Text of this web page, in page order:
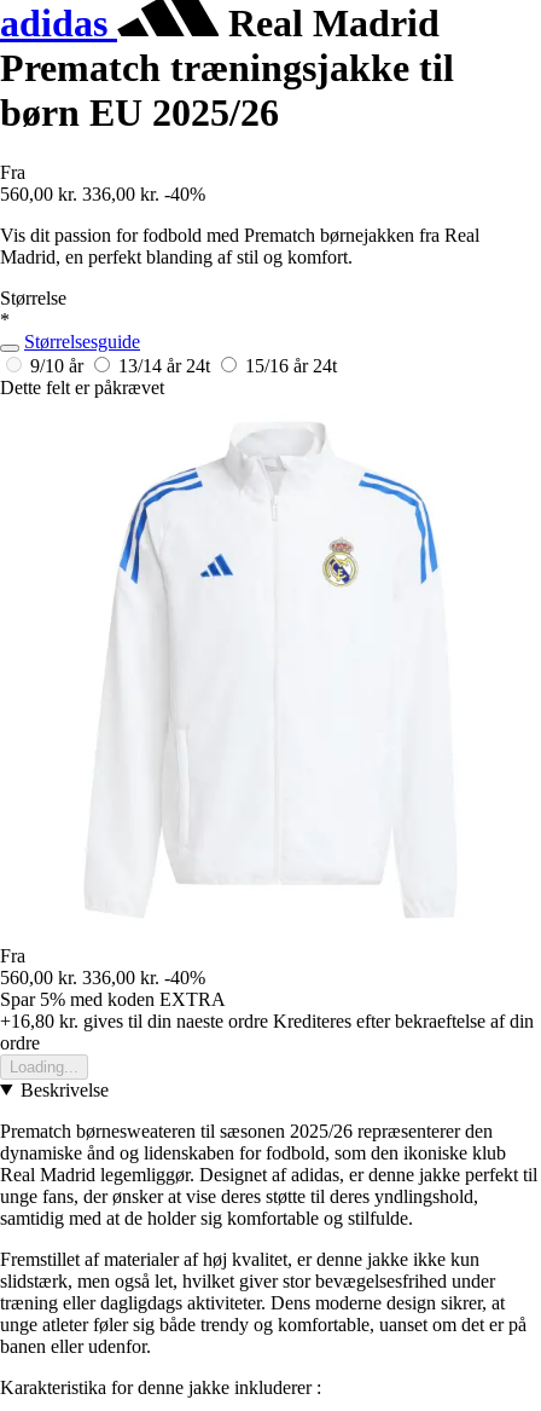
adidas
Real Madrid
Prematch træningsjakke til
børn EU 2025/26
Fra
560,00 kr. 336,00 kr. -40%
Vis dit passion for fodbold med Prematch børnejakken fra Real
Madrid, en perfekt blanding af stil og komfort.
Størrelse
*
Størrelsesguide
9/10 år
13/14 år 24t 15/16 år 24t
Dette felt er påkrævet
Fra
560,00 kr. 336,00 kr. -40%
Spar 5% med koden EXTRA
+16,80 kr. gives til din naeste ordre Krediteres efter bekraeftelse af din
ordre
Loading...
Beskrivelse
Prematch børnesweateren til sæsonen 2025/26 repræsenterer den
dynamiske ånd og lidenskaben for fodbold, som den ikoniske klub
Real Madrid legemliggør. Designet af adidas, er denne jakke perfekt til
unge fans, der ønsker at vise deres støtte til deres yndlingshold,
samtidig med at de holder sig komfortable og stilfulde.
Fremstillet af materialer af høj kvalitet, er denne jakke ikke kun
slidstærk, men også let, hvilket giver stor bevægelsesfrihed under
træning eller dagligdags aktiviteter. Dens moderne design sikrer, at
unge atleter føler sig både trendy og komfortable, uanset om det er på
banen eller udenfor.
Karakteristika for denne jakke inkluderer :